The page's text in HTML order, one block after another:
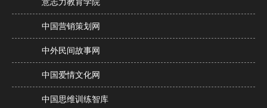
中国营销策划网
中外民间故事网
中国爱情文化网
中国思维训练智库